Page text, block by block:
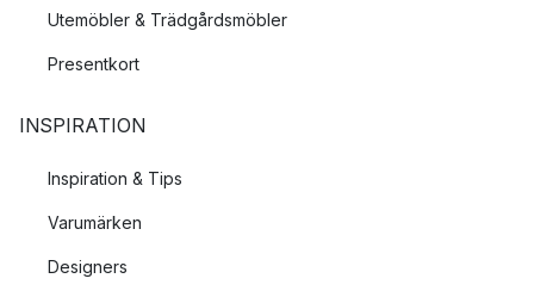
Utemöbler & Trädgårdsmöbler
Presentkort
INSPIRATION
Inspiration & Tips
Varumärken
Designers